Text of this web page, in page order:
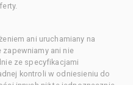
ani uruchamiany na
ani nie
ze specyfikacjami
kontroli w odniesieniu do